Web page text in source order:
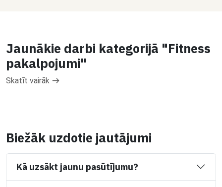
Jaunākie darbi kategorijā "Fitness
pakalpojumi"
Skatīt vairāk
Biežāk uzdotie jautājumi
Kā uzsākt jaunu pasūtījumu?